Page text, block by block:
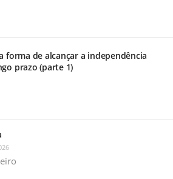
forma de alcançar a independência
prazo (parte 1)